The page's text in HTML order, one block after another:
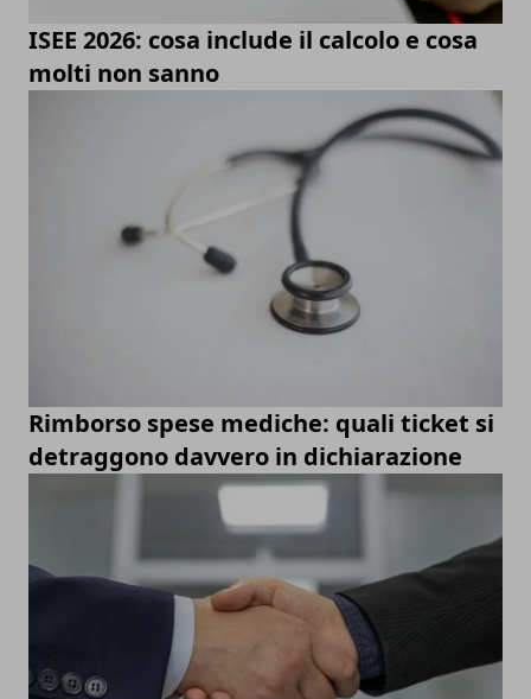
ISEE 2026: cosa include il calcolo e cosa
molti non sanno
Rimborso spese mediche: quali ticket si
detraggono davvero in dichiarazione